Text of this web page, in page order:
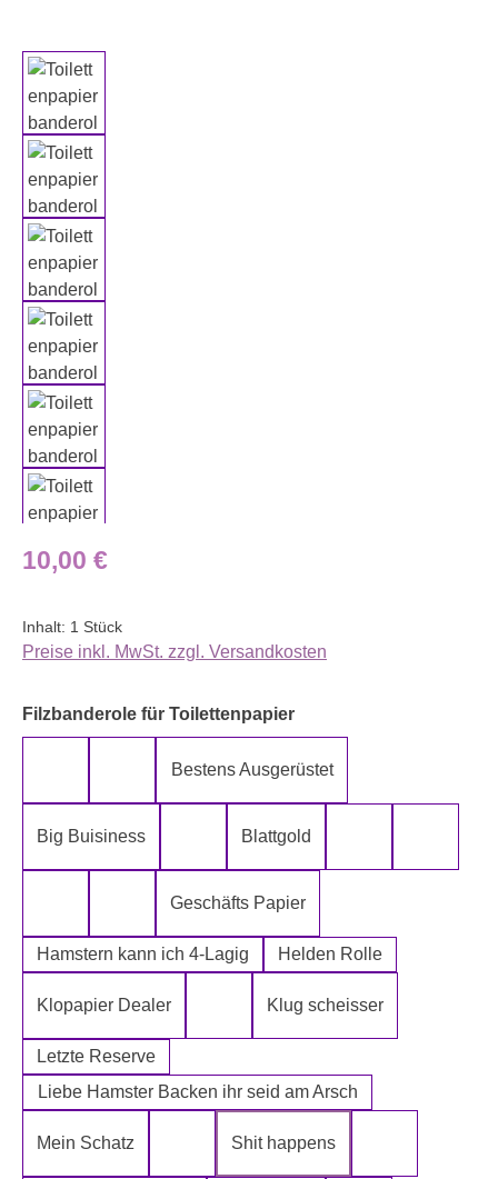
Regulärer Preis:
10,00 €
Inhalt: 1 Stück
Preise inkl. MwSt. zzgl. Versandkosten
Filzbanderole für Toilettenpapierauswählen
5-Lagig ich kann´s mir leisten
Alter spielt keine Rolle
Bestens Ausgerüstet
Big Buisiness
Bitte bleiben sie während der
Blattgold
Fugen Reiniger
Fürn Arsch
Geschäfts Papier
Hamstern kann ich 4-Lagig Helden Rolle
Klopapier Dealer
Klopapier Mafia
Klug scheisser
Letzte Reserve
Liebe Hamster Backen ihr seid am Arsch
Mein Schatz
Psssst Hamster Ware
Shit happens